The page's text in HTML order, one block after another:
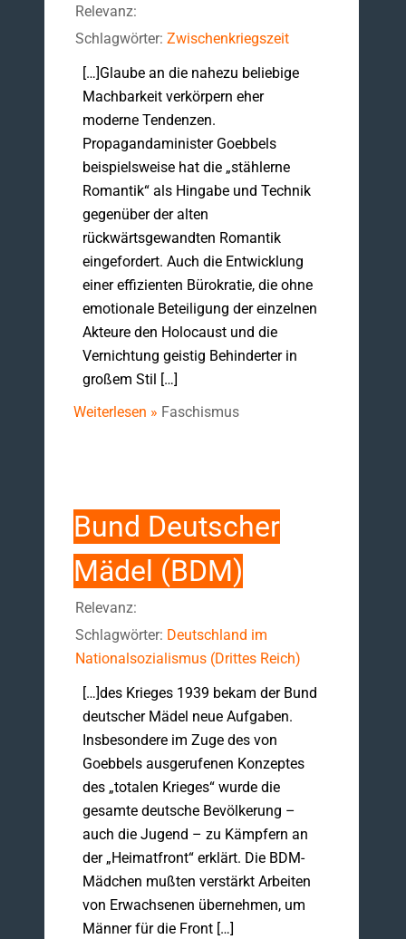
Relevanz:
Schlagwörter: Zwischenkriegszeit
[…]Glaube an die nahezu beliebige
Machbarkeit verkörpern eher
moderne Tendenzen.
Propagandaminister Goebbels
beispielsweise hat die „stählerne
Romantik“ als Hingabe und Technik
gegenüber der alten
rückwärtsgewandten Romantik
eingefordert. Auch die Entwicklung
einer effizienten Bürokratie, die ohne
emotionale Beteiligung der einzelnen
Akteure den Holocaust und die
Vernichtung geistig Behinderter in
großem Stil […]
Weiterlesen » Faschismus
Bund Deutscher
Mädel (BDM)
Relevanz:
Schlagwörter: Deutschland im
Nationalsozialismus (Drittes Reich)
[…]des Krieges 1939 bekam der Bund
deutscher Mädel neue Aufgaben.
Insbesondere im Zuge des von
Goebbels ausgerufenen Konzeptes
des „totalen Krieges“ wurde die
gesamte deutsche Bevölkerung –
auch die Jugend – zu Kämpfern an
der „Heimatfront“ erklärt. Die BDM-
Mädchen mußten verstärkt Arbeiten
von Erwachsenen übernehmen, um
Männer für die Front […]